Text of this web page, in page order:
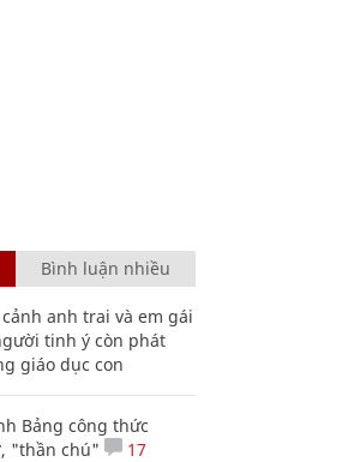
Bình luận nhiều
anh trai và em gái
tinh ý còn phát
giáo dục con
Bảng công thức
"thần chú"
17